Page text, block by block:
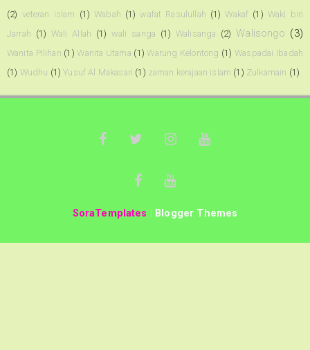
(2) veteran islam (1) Wabah (1) wafat Rasulullah (1) Wakaf (1) Waki bin
Jarrah (1) Wali Allah (1) wali sanga (1) Walisanga (2) Walisongo (3)
Wanita Pilihan (1) Wanita Utama (1) Warung Kelontong (1) Waspadai Ibadah
(1) Wudhu (1) Yusuf Al Makasari (1) zaman kerajaan islam (1) Zulkarnain (1)
SoraTemplates Blogger Themes